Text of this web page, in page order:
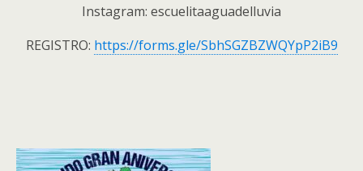
Instagram: escuelitaaguadelluvia
REGISTRO: https://forms.gle/SbhSGZBZWQYpP2iB9